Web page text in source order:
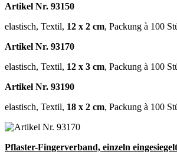
Artikel Nr. 93150
elastisch, Textil, 12 x 2 cm, Packung à 100
Artikel Nr. 93170
elastisch, Textil, 12 x 3 cm, Packung à 100
Artikel Nr. 93190
elastisch, Textil, 18 x 2 cm, Packung à 100
Pflaster-Fingerverband, einzeln eingesiegelt